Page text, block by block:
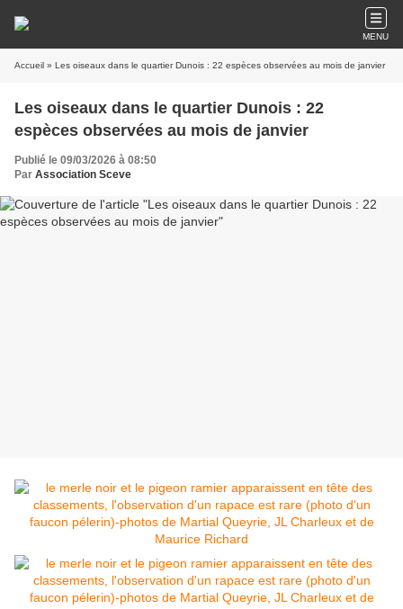
MENU
Accueil » Les oiseaux dans le quartier Dunois : 22 espèces observées au mois de janvier
Les oiseaux dans le quartier Dunois : 22
espèces observées au mois de janvier
Publié le 09/03/2026 à 08:50
Par Association Sceve